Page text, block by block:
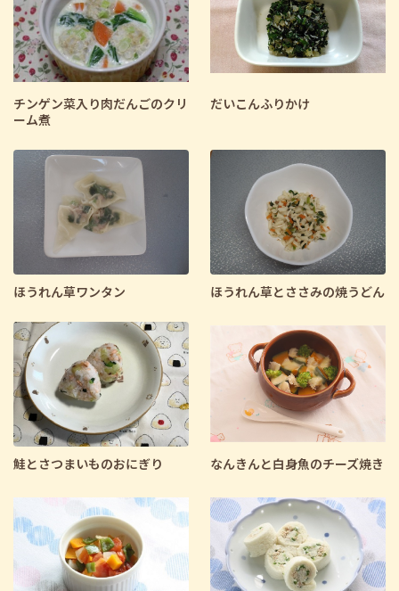
チンゲン菜入り肉だんごのクリ
ーム煮
だいこんふりかけ
ほうれん草ワンタン ほうれん草とささみの焼うどん
鮭とさつまいものおにぎり なんきんと白身魚のチーズ焼き